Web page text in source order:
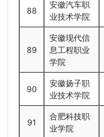
88
安徽汽车职
业技术学院
89
安徽现代信
息工程职业
学院
90
安徽扬子职
业技术学院
91
合肥科技职
业学院